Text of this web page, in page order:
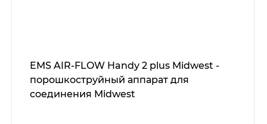
EMS AIR-FLOW Handy 2 plus Midwest -
порошкоструйный аппарат для
соединения Midwest